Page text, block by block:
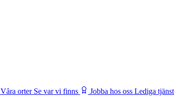
Våra orter Se var vi finns Jobba hos oss Lediga